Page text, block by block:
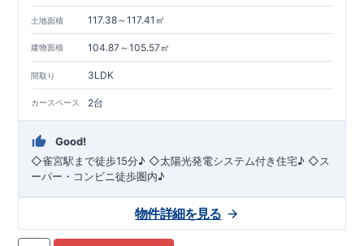
土地面積 117.38～117.41㎡
建物面積 104.87～105.57㎡
間取り 3LDK
カースペース 2台
Good!
◇雀宮駅まで徒歩15分♪ ◇太陽光発電システム付き住宅♪ ◇ス
ーパー・コンビニ徒歩圏内♪
物件詳細を見る